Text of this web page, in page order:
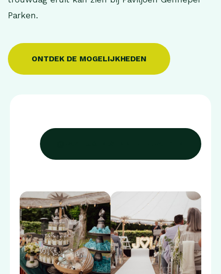
Parken.
ONTDEK DE MOGELIJKHEDEN